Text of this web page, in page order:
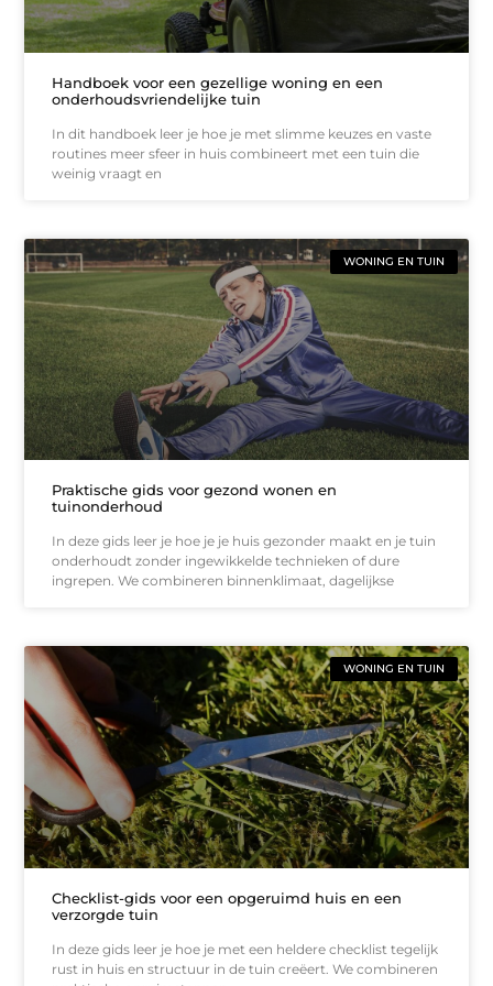
Handboek voor een gezellige woning en een
onderhoudsvriendelijke tuin
In dit handboek leer je hoe je met slimme keuzes en vaste
routines meer sfeer in huis combineert met een tuin die
weinig vraagt en
WONING EN TUIN
Praktische gids voor gezond wonen en
tuinonderhoud
In deze gids leer je hoe je je huis gezonder maakt en je tuin
onderhoudt zonder ingewikkelde technieken of dure
ingrepen. We combineren binnenklimaat, dagelijkse
WONING EN TUIN
Checklist-gids voor een opgeruimd huis en een
verzorgde tuin
In deze gids leer je hoe je met een heldere checklist tegelijk
rust in huis en structuur in de tuin creëert. We combineren